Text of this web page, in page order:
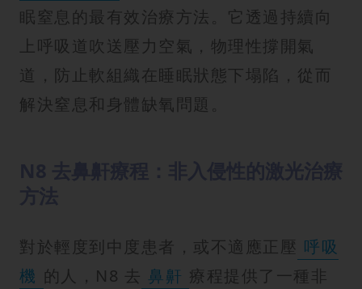
眠窒息的最有效治療方法。它透過持續向
上呼吸道吹送壓力空氣，物理性撐開氣
道，防止軟組織在睡眠狀態下塌陷，從而
解決窒息和身體缺氧問題。
對於輕度到中度患者，或不適應正壓 呼吸
機 的人，N8 去 鼻鼾 療程提供了一種非